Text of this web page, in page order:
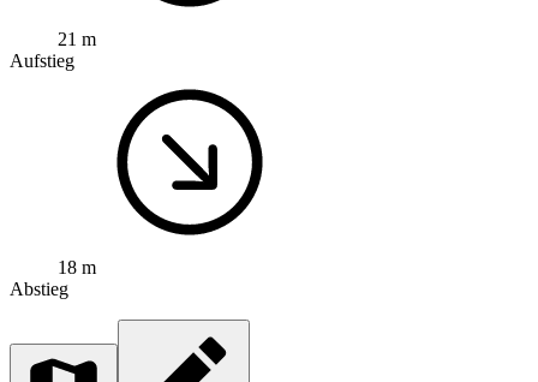
21 m
Aufstieg
18 m
Abstieg